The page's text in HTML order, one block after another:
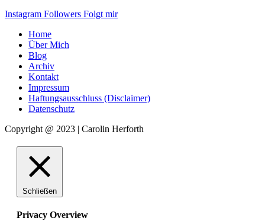
Instagram Followers Folgt mir
Home
Über Mich
Blog
Archiv
Kontakt
Impressum
Haftungsausschluss (Disclaimer)
Datenschutz
Copyright @ 2023 | Carolin Herforth
Schließen
Privacy Overview